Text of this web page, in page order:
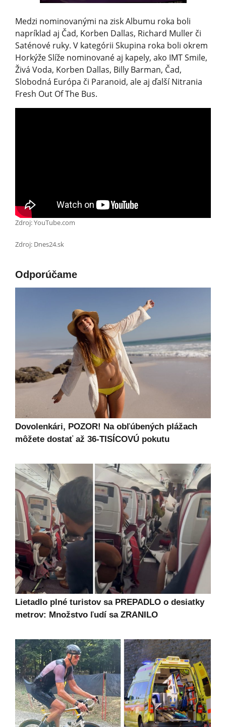
Medzi nominovanými na zisk Albumu roka boli
napríklad aj Čad, Korben Dallas, Richard Muller či
Saténové ruky. V kategórii Skupina roka boli okrem
Horkýže Slíže nominované aj kapely, ako IMT Smile,
Živá Voda, Korben Dallas, Billy Barman, Čad,
Slobodná Európa či Paranoid, ale aj ďalší Nitrania
Fresh Out Of The Bus.
Zdroj: YouTube.com
Zdroj: Dnes24.sk
Odporúčame
Dovolenkári, POZOR! Na obľúbených plážach
môžete dostať až 36-TISÍCOVÚ pokutu
Lietadlo plné turistov sa PREPADLO o desiatky
metrov: Množstvo ľudí sa ZRANILO